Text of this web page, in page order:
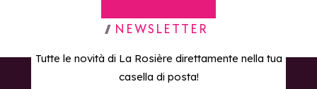
Torna alla home page
NEWSLETTER
Tutte le novità di La Rosière direttamente nella tua
casella di posta!